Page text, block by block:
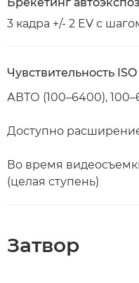
3 кадра +/- 2 EV с
Чувствительность ISO
АВТО (100–6400),
Доступно
Во время
(целая ступень)
Затвор